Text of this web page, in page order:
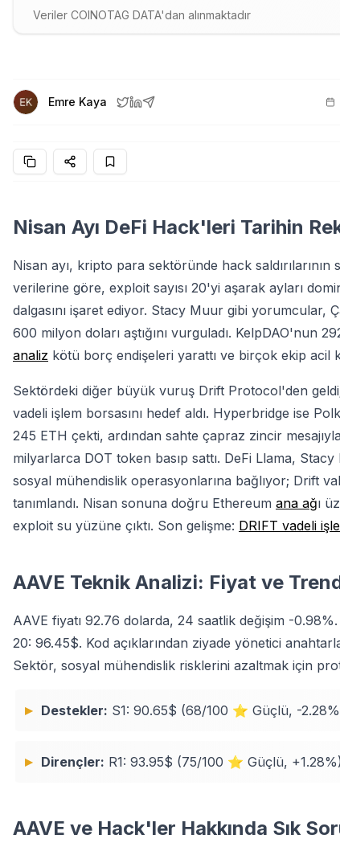
Veriler COINOTAG DATA'dan alınmaktadır
Emre Kaya
Nisan Ayı DeFi Hack'leri Tarihin
Nisan ayı, kripto para sektöründe hack
verilerine göre, exploit sayısı 20'yi aşarak ayları
dalgasını işaret ediyor. Stacy Muur gibi yorumcular,
600 milyon doları aştığını vurguladı. KelpDAO'nun
analiz kötü borç endişeleri yarattı ve birçok ekip acil
Sektördeki diğer büyük vuruş Drift Protocol'den
vadeli işlem borsasını hedef aldı. Hyperbridge ise
245 ETH çekti, ardından sahte çapraz zincir
milyarlarca DOT token basıp sattı. DeFi Llama,
sosyal mühendislik operasyonlarına bağlıyor; Drift
tanımlandı. Nisan sonuna doğru Ethereum ana ağı
exploit su yüzüne çıktı. Son gelişme: DRIFT vadeli
AAVE Teknik Analizi: Fiyat ve
AAVE fiyatı 92.76 dolarda, 24 saatlik değişim -
20: 96.45$. Kod açıklarından ziyade yönetici
Sektör, sosyal mühendislik risklerini azaltmak için
Destekler: S1: 90.65$ (68/100 ⭐ Güçlü, -
Dirençler: R1: 93.95$ (75/100 ⭐ Güçlü,
AAVE ve Hack'ler Hakkında Sık